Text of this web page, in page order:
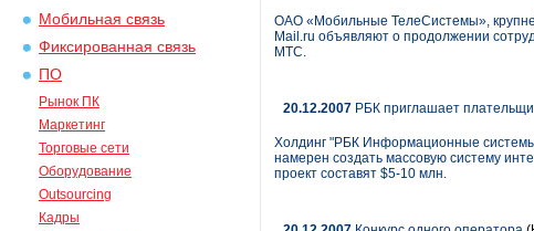
Мобильная связь
Фиксированная связь
ПО
Рынок ПК
Маркетинг
Торговые сети
Оборудование
Outsourcing
Кадры
ОАО «Мобильные ТелеCистемы»,
Mail.ru объявляют о продолжении
МТС.
20.12.2007 РБК приглашает
Холдинг "РБК Информационные
намерен создать массовую систему
проект составят $5-10 млн.